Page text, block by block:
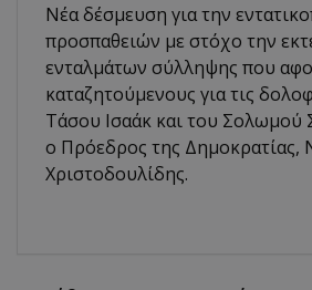
Νέα δέσμευση για την
προσπαθειών με στόχο την
ενταλμάτων σύλληψης που
καταζητούμενους για τις
Τάσου Ισαάκ και του
ο Πρόεδρος της Δημοκρατίας,
Χριστοδουλίδης.